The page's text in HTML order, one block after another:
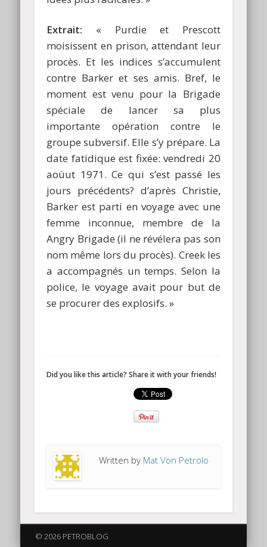
Extrait: « Purdie et Prescott
moisissent en prison, attendant leur
procès. Et les indices s’accumulent
contre Barker et ses amis. Bref, le
moment est venu pour la Brigade
spéciale de lancer sa plus
importante opération contre le
groupe subversif. Elle s’y prépare. La
date fatidique est fixée: vendredi 20
aoùut 1971. Ce qui s’est passé les
jours précédents? d’après Christie,
Barker est parti en voyage avec une
femme inconnue, membre de la
Angry Brigade (il ne révélera pas son
nom même lors du procès). Creek les
a accompagnés un temps. Selon la
police, le voyage avait pour but de
se procurer des explosifs. »
Did you like this article? Share it with your friends!
Written by Mat Von Petrolo
© 2026 PETROBLOG